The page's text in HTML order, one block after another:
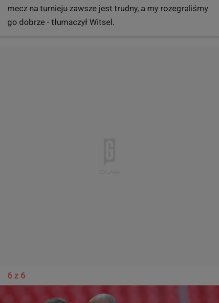
mecz na turnieju zawsze jest trudny, a my rozegraliśmy
go dobrze - tłumaczył Witsel.
6 z 6